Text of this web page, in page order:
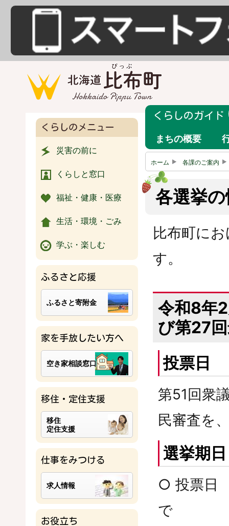
くらしのガイド
まちの概要
ホーム 各課のご案内
各選挙
比布町に
す。
令和8年
び第27
投票日
第51回衆
民審査を
選挙期日
○ 投票
で
くらしのメニュー
災害の前に
くらしと窓口
福祉・健康・医療
生活・環境・ごみ
学ぶ・楽しむ
ふるさと応援
ふるさと寄附金
家を手放したい方へ
空き家相談窓口
移住・定住支援
移住
定住支援
仕事をみつける
求人情報
お役立ち